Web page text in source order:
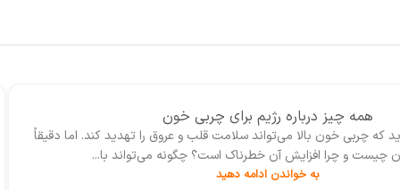
همه چیز درباره‌ رژیم برای چربی خون
که چربی‌ خون بالا می‌تواند سلامت قلب و عروق را تهدید کند. اما دقیقاً
چیست و چرا افزایش آن خطرناک است؟ چگونه می‌تواند با...
به خواندن ادامه دهید